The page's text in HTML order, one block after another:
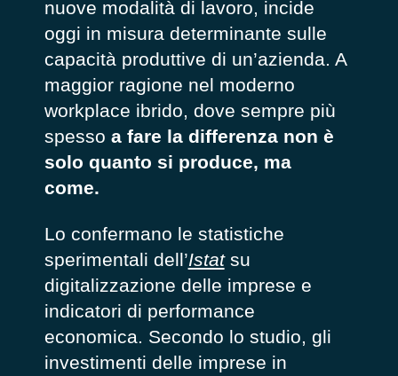
nuove modalità di lavoro, incide
oggi in misura determinante sulle
capacità produttive di un’azienda. A
maggior ragione nel moderno
workplace ibrido, dove sempre più
spesso a fare la differenza non è
solo quanto si produce, ma
come.
Lo confermano le statistiche
sperimentali dell’Istatsu
digitalizzazione delle imprese e
indicatori di performance
economica. Secondo lo studio, gli
investimenti delle imprese in